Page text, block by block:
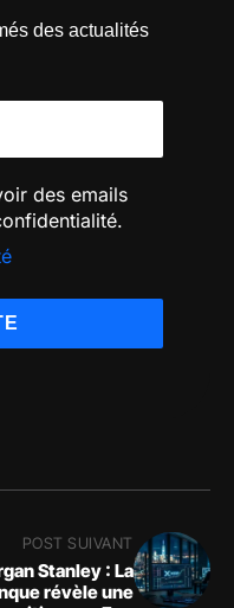
des actualités
des emails
POST SUIVANT
Stanley : La
révèle une